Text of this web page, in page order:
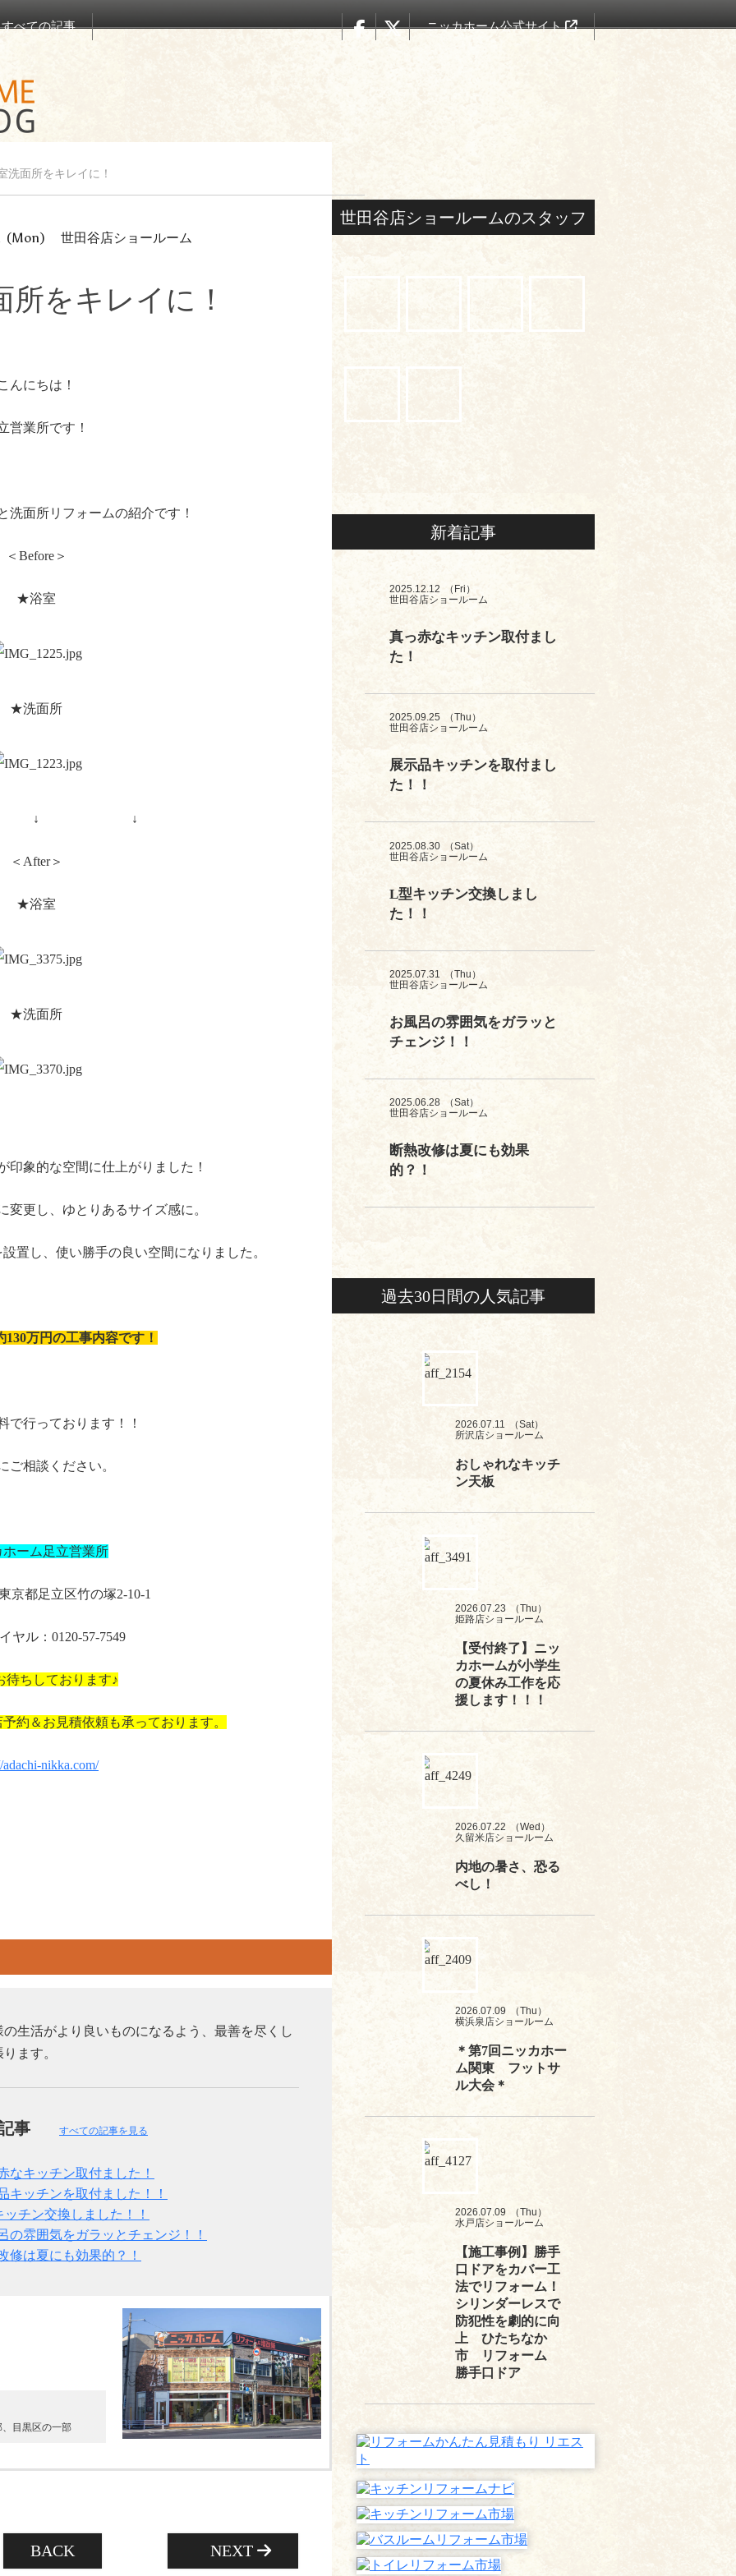
すべての記事 ニッカホーム公式サイト
洗面所をキレイに！
(Mon) 世田谷店ショールーム
所をキレイに！
んにちは！
営業所です！
洗面所リフォームの紹介です！
＜Before＞
★浴室
★洗面所
↓ ↓
＜After＞
★浴室
★洗面所
印象的な空間に仕上がりました！
更し、ゆとりあるサイズ感に。
置し、使い勝手の良い空間になりました。
万円の工事内容です！
で行っております！！
ご相談ください。
ホーム足立営業所
京都足立区竹の塚2-10-1
ヤル：0120-57-7549
待ちしております♪
約＆お見積依頼も承っております。
adachi-nikka.com/
の生活がより良いものになるよう、最善を尽くし
ます。
事 すべての記事を見る
なキッチン取付ました！
キッチンを取付ました！！
ッチン交換しました！！
の雰囲気をガラッとチェンジ！！
修は夏にも効果的？！
目黒区の一部
BACK NEXT
世田谷店ショールームのスタッフ
新着記事
2025.12.12
（Fri）
世田谷店ショールーム
真っ赤なキッチン取付まし
た！
2025.09.25
（Thu）
世田谷店ショールーム
展示品キッチンを取付まし
た！！
2025.08.30
（Sat）
世田谷店ショールーム
L型キッチン交換しまし
た！！
2025.07.31
（Thu）
世田谷店ショールーム
お風呂の雰囲気をガラッと
チェンジ！！
2025.06.28
（Sat）
世田谷店ショールーム
断熱改修は夏にも効果
的？！
過去30日間の人気記事
2026.07.11
（Sat）
所沢店ショールーム
おしゃれなキッチ
ン天板
2026.07.23
（Thu）
姫路店ショールーム
【受付終了】ニッ
カホームが小学生
の夏休み工作を応
援します！！！
2026.07.22
（Wed）
久留米店ショールーム
内地の暑さ、恐る
べし！
2026.07.09
（Thu）
横浜泉店ショールーム
＊第7回ニッカホー
ム関東 フットサ
ル大会＊
2026.07.09
（Thu）
水戸店ショールーム
【施工事例】勝手
口ドアをカバー工
法でリフォーム！
シリンダーレスで
防犯性を劇的に向
上 ひたちなか
市 リフォーム
勝手口ドア